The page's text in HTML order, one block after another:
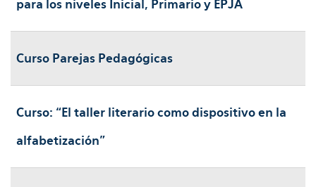
para los niveles Inicial, Primario y EPJA
Curso Parejas Pedagógicas
Curso: “El taller literario como dispositivo en la
alfabetización"